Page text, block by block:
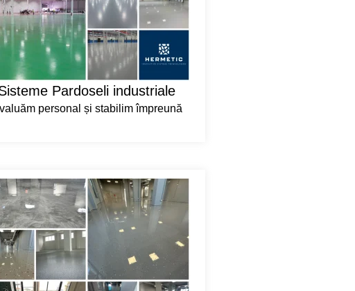
Pardoseli industriale
personal și stabilim împreună